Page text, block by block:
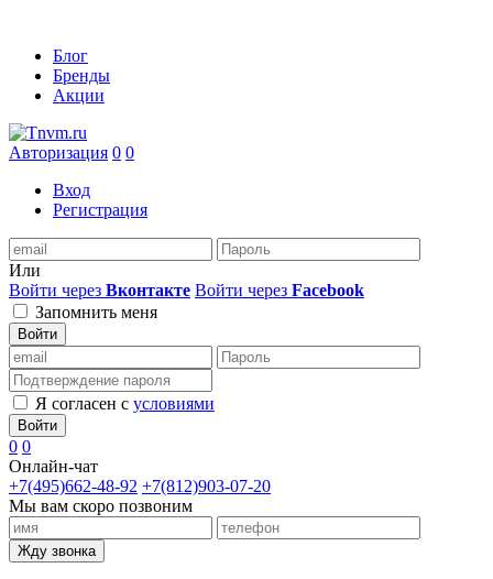
Блог
Бренды
Акции
Авторизация 0 0
Вход
Регистрация
Или
Войти через Вконтакте Войти через Facebook
Запомнить меня
Войти
Я согласен с условиями
Войти
0 0
Онлайн-чат
+7(495)662-48-92 +7(812)903-07-20
Мы вам скоро позвоним
Жду звонка